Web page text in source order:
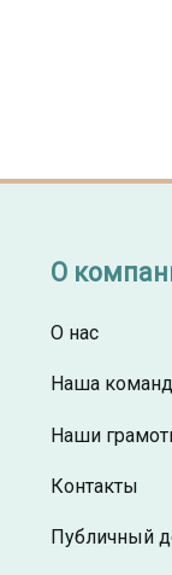
О
О нас
Наша
Наши
Контакты
Публичный